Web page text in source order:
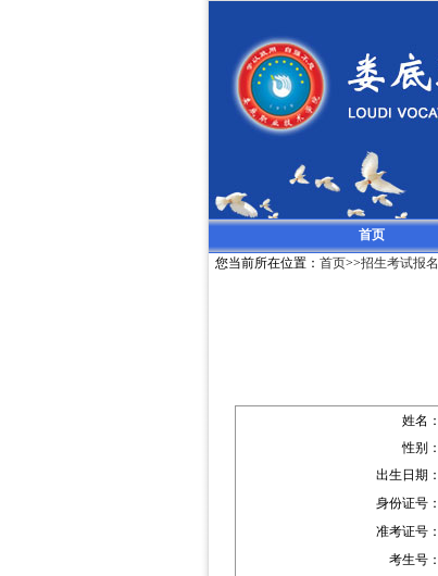
首页
您当前所在位置： 首页>>招生考试报名
姓名：
性别：
出生日期：
身份证号：
准考证号：
考生号：